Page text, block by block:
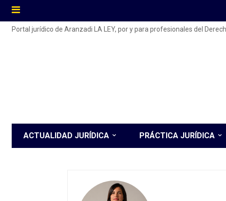
Portal jurídico de Aranzadi LA LEY, por y para profesionales del
ACTUALIDAD JURÍDICA PRÁCTICA JURÍDICA